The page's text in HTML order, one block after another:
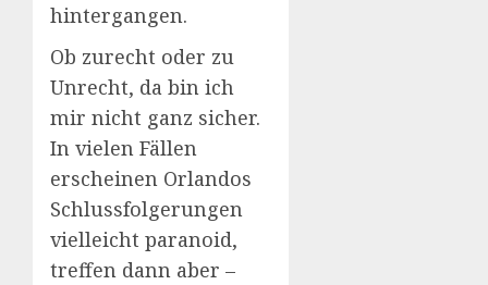
hintergangen.
Ob zurecht oder zu
Unrecht, da bin ich
mir nicht ganz sicher.
In vielen Fällen
erscheinen Orlandos
Schlussfolgerungen
vielleicht paranoid,
treffen dann aber –